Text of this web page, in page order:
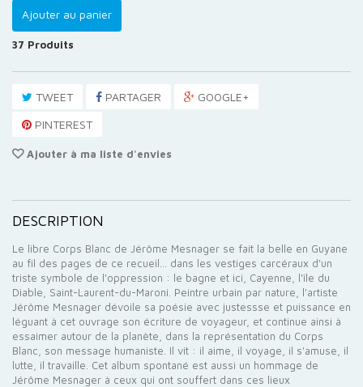
Ajouter au panier
37 Produits
TWEET PARTAGER
GOOGLE+
PINTEREST
Ajouter à ma liste d'envies
DESCRIPTION
Le libre Corps Blanc de Jérôme Mesnager se fait la belle en Guyane
au fil des pages de ce recueil... dans les vestiges carcéraux d'un
triste symbole de l'oppression : le bagne et ici, Cayenne, l'île du
Diable, Saint-Laurent-du-Maroni. Peintre urbain par nature, l'artiste
Jérôme Mesnager dévoile sa poésie avec justessse et puissance en
léguant à cet ouvrage son écriture de voyageur, et continue ainsi à
essaimer autour de la planète, dans la représentation du Corps
Blanc, son message humaniste. Il vit : il aime, il voyage, il s'amuse, il
lutte, il travaille. Cet album spontané est aussi un hommage de
Jérôme Mesnager à ceux qui ont souffert dans ces lieux